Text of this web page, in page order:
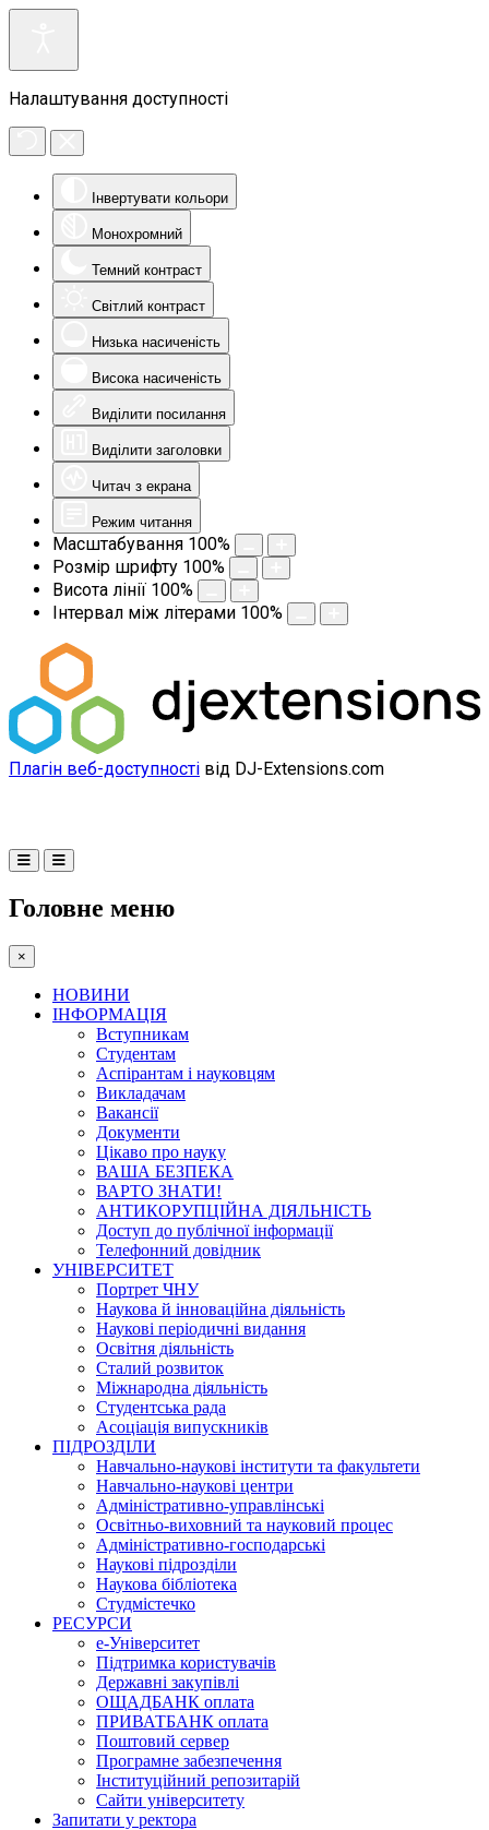
Налаштування доступності
Інвертувати кольори
Монохромний
Темний контраст
Світлий контраст
Низька насиченість
Висока насиченість
Виділити посилання
Виділити заголовки
Читач з екрана
Режим читання
Масштабування 100%
Розмір шрифту 100%
Висота лінії 100%
Інтервал між літерами 100%
Плагін веб-доступності від DJ-Extensions.com
Головне меню
×
НОВИНИ
ІНФОРМАЦІЯ
Вступникам
Студентам
Аспірантам і науковцям
Викладачам
Вакансії
Документи
Цікаво про науку
ВАША БЕЗПЕКА
ВАРТО ЗНАТИ!
АНТИКОРУПЦІЙНА ДІЯЛЬНІСТЬ
Доступ до публічної інформації
Телефонний довідник
УНІВЕРСИТЕТ
Портрет ЧНУ
Наукова й інноваційна діяльність
Наукові періодичні видання
Освітня діяльність
Сталий розвиток
Міжнародна діяльність
Студентська рада
Асоціація випускників
ПІДРОЗДІЛИ
Навчально-наукові інститути та факультети
Навчально-наукові центри
Адміністративно-управлінські
Освітньо-виховний та науковий процес
Адміністративно-господарські
Наукові підрозділи
Наукова бібліотека
Студмістечко
РЕСУРСИ
е-Університет
Підтримка користувачів
Державні закупівлі
ОЩАДБАНК оплата
ПРИВАТБАНК оплата
Поштовий сервер
Програмне забезпечення
Інституційний репозитарій
Сайти університету
Запитати у ректора